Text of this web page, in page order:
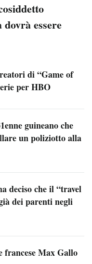
essere
di “Game of
per HBO
guineano che
un poliziotto alla
deciso che il “travel
dei parenti negli
francese Max Gallo